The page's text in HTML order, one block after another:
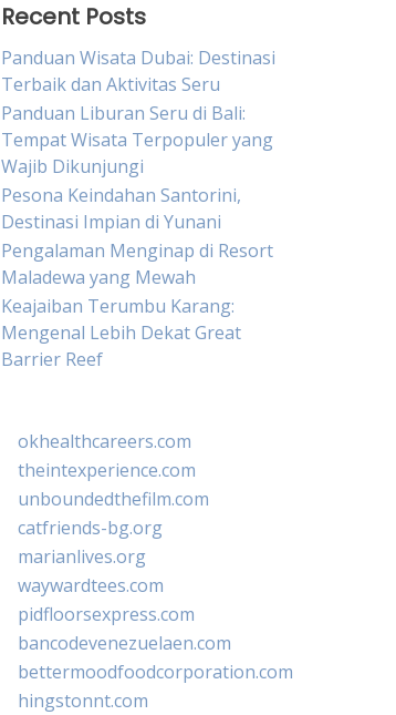
Recent Posts
Panduan Wisata Dubai: Destinasi
Terbaik dan Aktivitas Seru
Panduan Liburan Seru di Bali:
Tempat Wisata Terpopuler yang
Wajib Dikunjungi
Pesona Keindahan Santorini,
Destinasi Impian di Yunani
Pengalaman Menginap di Resort
Maladewa yang Mewah
Keajaiban Terumbu Karang:
Mengenal Lebih Dekat Great
Barrier Reef
okhealthcareers.com
theintexperience.com
unboundedthefilm.com
catfriends-bg.org
marianlives.org
waywardtees.com
pidfloorsexpress.com
bancodevenezuelaen.com
bettermoodfoodcorporation.com
hingstonnt.com